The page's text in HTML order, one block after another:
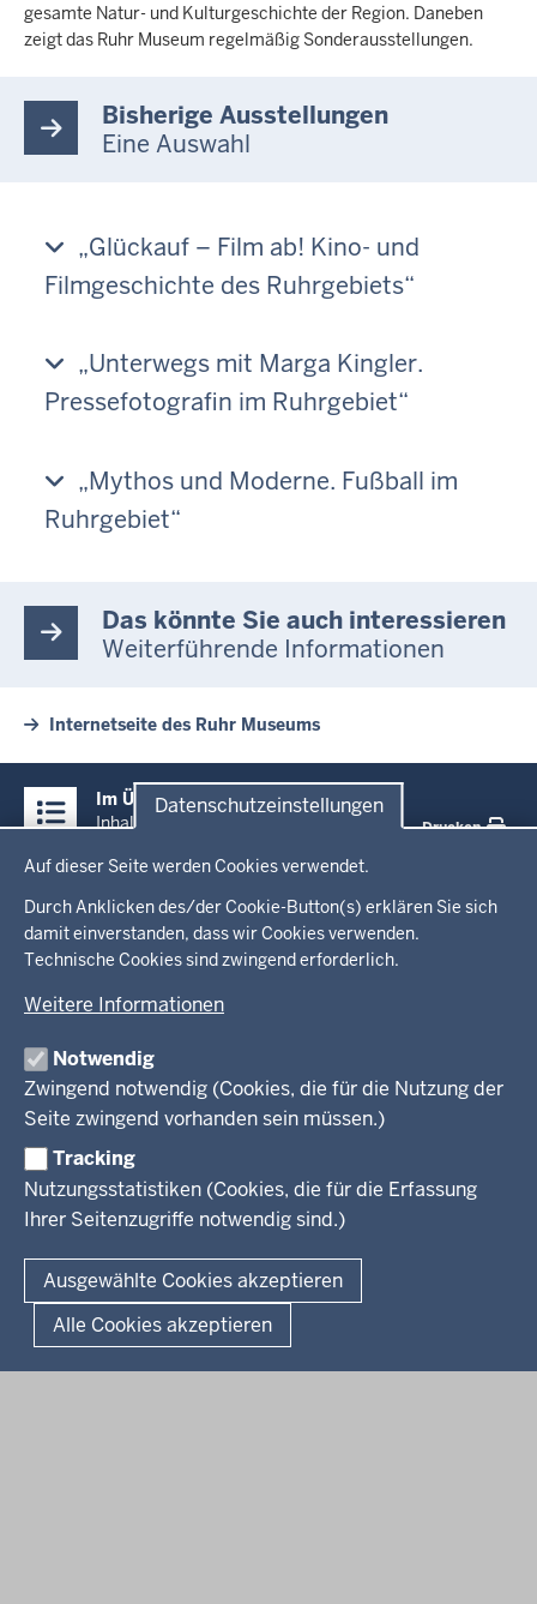
Datenschutzeinstellungen
Auf dieser Seite werden Cookies verwendet.
Durch Anklicken des/der Cookie-Button(s) erklären Sie sich
damit einverstanden, dass wir Cookies verwenden.
Technische Cookies sind zwingend erforderlich.
Weitere Informationen
Notwendig
Zwingend notwendig (Cookies, die für die Nutzung der
Seite zwingend vorhanden sein müssen.)
Tracking
Nutzungsstatistiken (Cookies, die für die Erfassung
Ihrer Seitenzugriffe notwendig sind.)
Ausgewählte Cookies akzeptieren
Alle Cookies akzeptieren
gesamte Natur- und Kulturgeschichte der Region. Daneben
zeigt das Ruhr Museum regelmäßig Sonderausstellungen.
Bisherige Ausstellungen
Eine Auswahl
„Glückauf – Film ab! Kino- und
Filmgeschichte des Ruhrgebiets“
„Unterwegs mit Marga Kingler.
Pressefotografin im Ruhrgebiet“
„Mythos und Moderne. Fußball im
Ruhrgebiet“
Das könnte Sie auch interessieren
Weiterführende Informationen
Internetseite des Ruhr Museums
Inhalte
Im Überblick
Inhalt
Drucken
Menü
in
der
Fußzeile
Startseite
Ministerium
Leitung des Hauses
Organisation
Arbeitgeber Ministerium
Rechtsgrundlagen
Kultur
Wissenschaft, Forschung, Lehre und Studium
Weiterbildung
Presse
Service
Kontakt
Fußzeile
Datenschutz Erklärung zur Barrierefreiheit